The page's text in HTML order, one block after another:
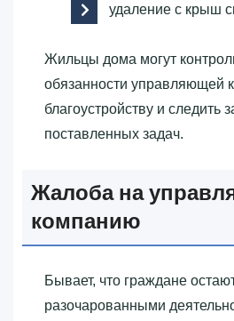
удаление с крыш
Жильцы дома могут
обязанности управляющей
благоустройству и следить
поставленных задач.
Жалоба на
компанию
Бывает, что граждане
разочарованными